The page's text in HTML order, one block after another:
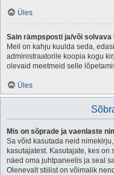
Üles
Sain rämpsposti ja/või
Meil on kahju kuulda seda,
administraatorile koopia kogu
olevaid meetmeid selle
Üles
Mis on sõprade ja vaenlaste
Sa võid kasutada neid
kasutajatest. Kasutajate, kes
näed oma juhtpaneelis ja seal
Olenevalt stiilist on võimalik